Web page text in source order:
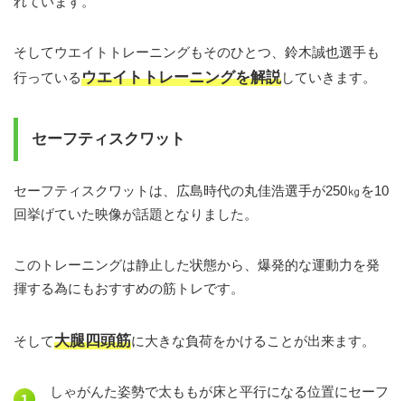
そしてウエイトトレーニングもそのひとつ、鈴木誠也選手も
行っているウエイトトレーニングを解説していきます。
セーフティスクワット
セーフティスクワットは、広島時代の丸佳浩選手が250㎏を10
回挙げていた映像が話題となりました。
このトレーニングは静止した状態から、爆発的な運動力を発
揮する為にもおすすめの筋トレです。
そして大腿四頭筋に大きな負荷をかけることが出来ます。
しゃがんた姿勢で太ももが床と平行になる位置にセーフ